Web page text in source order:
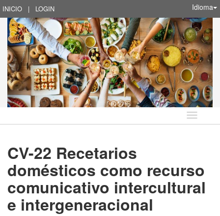
INICIO | LOGIN Idioma
Idioma
CV-22 Recetarios
domésticos como recurso
comunicativo intercultural
e intergeneracional